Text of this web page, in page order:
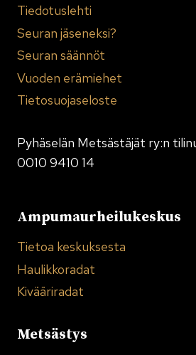
Tiedotuslehti
Seuran jäseneksi?
Seuran säännöt
Vuoden erämiehet
Tietosuojaseloste
Pyhäselän Metsästäjät ry:n
0010 9410 14
Ampumaurheilukeskus
Tietoa keskuksesta
Haulikkoradat
Kivääriradat
Metsästys